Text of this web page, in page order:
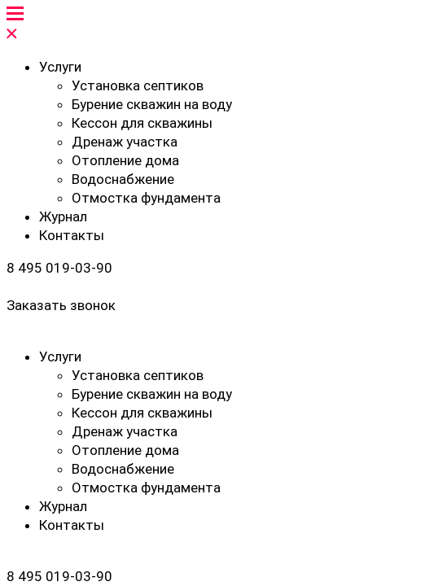
Услуги
Установка септиков
Бурение скважин на воду
Кессон для скважины
Дренаж участка
Отопление дома
Водоснабжение
Отмостка фундамента
Журнал
Контакты
8 495 019-03-90
Заказать звонок
Услуги
Установка септиков
Бурение скважин на воду
Кессон для скважины
Дренаж участка
Отопление дома
Водоснабжение
Отмостка фундамента
Журнал
Контакты
8 495 019-03-90